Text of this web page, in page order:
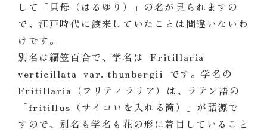
して「貝母（はるゆり）」の名が見られますの
で、江戸時代に渡来していたことは間違いないわ
けです。
別名は編笠百合で、学名は Fritillaria
verticillata var. thunbergii です。学名の
Fritillaria（フリティラリア）は、ラテン語の
「fritillus（サイコロを入れる筒）」が語源で
すので、別名も学名も花の形に着目していること